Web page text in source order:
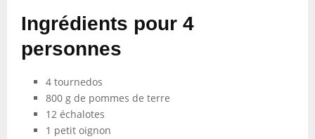
Ingrédients pour 4
personnes
4 tournedos
800 g de pommes de terre
12 échalotes
1 petit oignon